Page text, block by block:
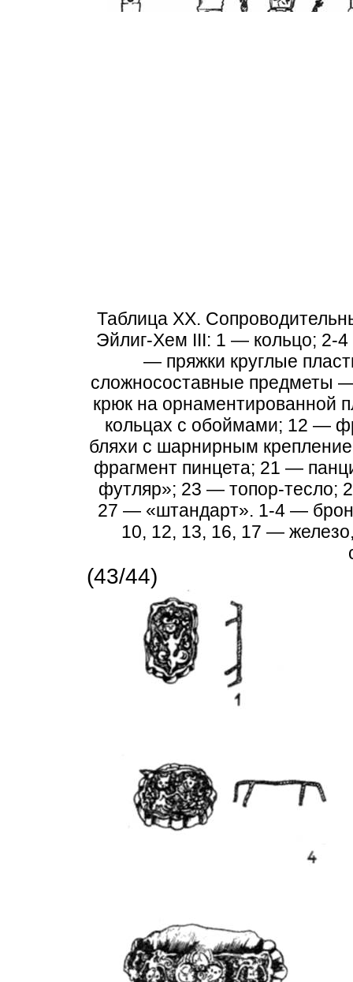
Таблица XX.
Эйлиг-Хем III: 1 — кольцо; 2-
— пряжки круглые
сложносоставные предметы
крюк на орнаментированной
кольцах с обоймами; 12 —
бляхи с шарнирным
фрагмент пинцета; 21 —
футляр»; 23 — топор-тесло;
27 — «штандарт». 1-4 —
10, 12, 13, 16, 17 —
(43/44)